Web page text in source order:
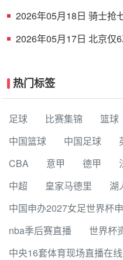
2026年05月18日 骑士抢
2026年05月17日 北京仅
热门标签
足球 比赛集锦 篮球
中国篮球
中国足球
CBA
意甲 德甲
中超
皇家马德里 湖
中国申办2027女足世界杯
nba季后赛直播
世界杯
中央16套体育现场直播在